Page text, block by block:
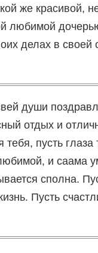
же красивой,
любимой
делах в
души
отдых и
тебя, пусть
и саама
сполна.
Пусть